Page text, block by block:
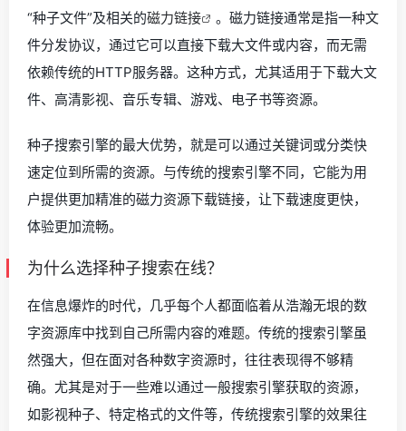
“种子文件”及相关的磁力链接
。磁力链接通常是指一种文
件分发协议，通过它可以直接下载大文件或内容，而无需
依赖传统的HTTP服务器。这种方式，尤其适用于下载大文
件、高清影视、音乐专辑、游戏、电子书等资源。
种子搜索引擎的最大优势，就是可以通过关键词或分类快
速定位到所需的资源。与传统的搜索引擎不同，它能为用
户提供更加精准的磁力资源下载链接，让下载速度更快，
体验更加流畅。
为什么选择种子搜索在线？
在信息爆炸的时代，几乎每个人都面临着从浩瀚无垠的数
字资源库中找到自己所需内容的难题。传统的搜索引擎虽
然强大，但在面对各种数字资源时，往往表现得不够精
确。尤其是对于一些难以通过一般搜索引擎获取的资源，
如影视种子、特定格式的文件等，传统搜索引擎的效果往